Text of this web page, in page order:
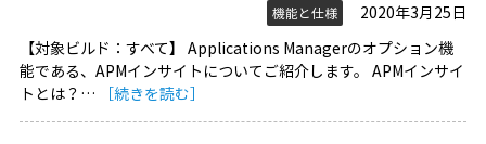
機能と仕様
2020年3月25日
【対象ビルド：すべて】 Applications Managerのオプション機
能である、APMインサイトについてご紹介します。 APMインサイ
トとは？…
［続きを読む］